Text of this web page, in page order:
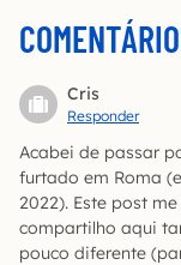
Cris
Responder
Acabei de passar
furtado em Roma
2022). Este post
compartilho aqui
pouco diferente